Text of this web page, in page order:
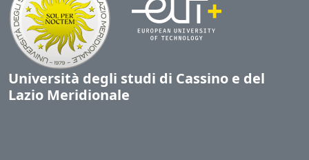
Università degli studi di Cassino e del
Lazio Meridionale